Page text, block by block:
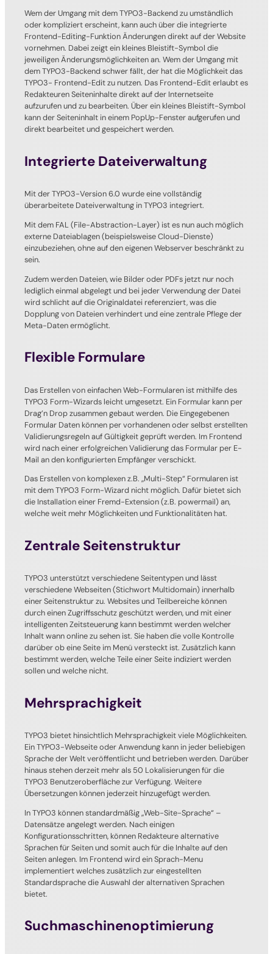
Wem der Umgang mit dem TYPO3-Backend zu umständlich
oder kompliziert erscheint, kann auch über die integrierte
Frontend-Editing-Funktion Änderungen direkt auf der Website
vornehmen. Dabei zeigt ein kleines Bleistift-Symbol die
jeweiligen Änderungsmöglichkeiten an. Wem der Umgang mit
dem TYPO3-Backend schwer fällt, der hat die Möglichkeit das
TYPO3- Frontend-Edit zu nutzen. Das Frontend-Edit erlaubt es
Redakteuren Seiteninhalte direkt auf der Internetseite
aufzurufen und zu bearbeiten. Über ein kleines Bleistift-Symbol
kann der Seiteninhalt in einem PopUp-Fenster aufgerufen und
direkt bearbeitet und gespeichert werden.
Integrierte Dateiverwaltung
Mit der TYPO3-Version 6.0 wurde eine vollständig
überarbeitete Dateiverwaltung in TYPO3 integriert.
Mit dem FAL (File-Abstraction-Layer) ist es nun auch möglich
externe Dateiablagen (beispielsweise Cloud-Dienste)
einzubeziehen, ohne auf den eigenen Webserver beschränkt zu
sein.
Zudem werden Dateien, wie Bilder oder PDFs jetzt nur noch
lediglich einmal abgelegt und bei jeder Verwendung der Datei
wird schlicht auf die Originaldatei referenziert, was die
Dopplung von Dateien verhindert und eine zentrale Pflege der
Meta-Daten ermöglicht.
Flexible Formulare
Das Erstellen von einfachen Web-Formularen ist mithilfe des
TYPO3 Form-Wizards leicht umgesetzt. Ein Formular kann per
Drag’n Drop zusammen gebaut werden. Die Eingegebenen
Formular Daten können per vorhandenen oder selbst erstellten
Validierungsregeln auf Gültigkeit geprüft werden. Im Frontend
wird nach einer erfolgreichen Validierung das Formular per E-
Mail an den konfigurierten Empfänger verschickt.
Das Erstellen von komplexen z.B. „Multi-Step“ Formularen ist
mit dem TYPO3 Form-Wizard nicht möglich. Dafür bietet sich
die Installation einer Fremd-Extension (z.B. powermail) an,
welche weit mehr Möglichkeiten und Funktionalitäten hat.
Zentrale Seitenstruktur
TYPO3 unterstützt verschiedene Seitentypen und lässt
verschiedene Webseiten (Stichwort Multidomain) innerhalb
einer Seitenstruktur zu. Websites und Teilbereiche können
durch einen Zugriffsschutz geschützt werden, und mit einer
intelligenten Zeitsteuerung kann bestimmt werden welcher
Inhalt wann online zu sehen ist. Sie haben die volle Kontrolle
darüber ob eine Seite im Menü versteckt ist. Zusätzlich kann
bestimmt werden, welche Teile einer Seite indiziert werden
sollen und welche nicht.
Mehrsprachigkeit
TYPO3 bietet hinsichtlich Mehrsprachigkeit viele Möglichkeiten.
Ein TYPO3-Webseite oder Anwendung kann in jeder beliebigen
Sprache der Welt veröffentlicht und betrieben werden. Darüber
hinaus stehen derzeit mehr als 50 Lokalisierungen für die
TYPO3 Benutzeroberfläche zur Verfügung. Weitere
Übersetzungen können jederzeit hinzugefügt werden.
In TYPO3 können standardmäßig „Web-Site-Sprache“ –
Datensätze angelegt werden. Nach einigen
Konfigurationsschritten, können Redakteure alternative
Sprachen für Seiten und somit auch für die Inhalte auf den
Seiten anlegen. Im Frontend wird ein Sprach-Menu
implementiert welches zusätzlich zur eingestellten
Standardsprache die Auswahl der alternativen Sprachen
bietet.
Suchmaschinenoptimierung